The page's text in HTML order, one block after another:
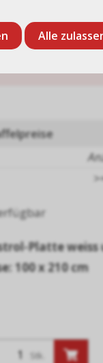
60.00
Platte weiss
100 x 210 cm
Stk.
Alle